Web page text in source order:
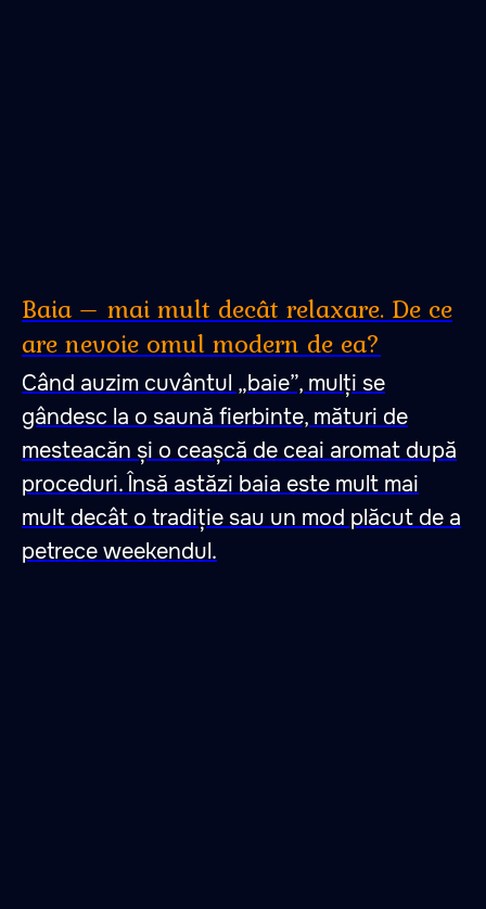
Baia – mai mult decât relaxare. De ce
are nevoie omul modern de ea?
Când auzim cuvântul „baie”, mulți se
gândesc la o saună fierbinte, mături de
mesteacăn și o ceașcă de ceai aromat după
proceduri. Însă astăzi baia este mult mai
mult decât o tradiție sau un mod plăcut de a
petrece weekendul.